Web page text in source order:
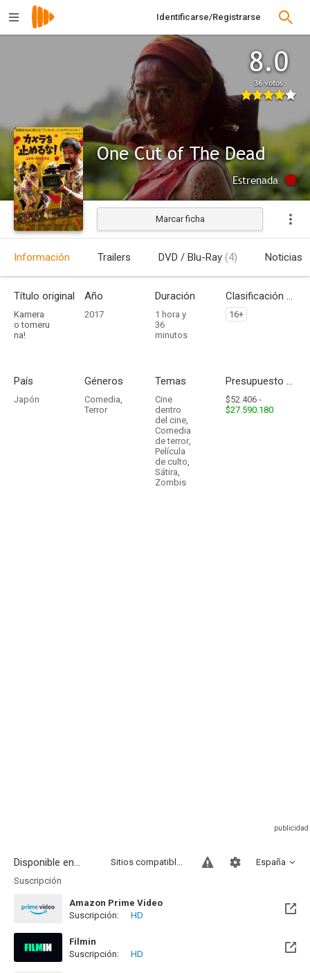
Identificarse/Registrarse
8.0
36 votos
One Cut of The Dead
Estrenada
Marcar ficha
Información Trailers DVD / Blu-Ray (4) Noticias
Título original
Kamera
o tomeru
na!
Año
2017
Duración
1 hora y
36
minutos
Clasificación por edades
16+
País
Japón
Géneros
Comedia,
Terror
Temas
Cine
dentro
del cine,
Comedia
de terror,
Película
de culto,
Sátira,
Zombis
Presupuesto - Ingresos
$52.406 -
$27.590.180
Disponible en... España
Sitios compatibles
Suscripción
Amazon Prime Video
Suscripción:
HD
Filmin
Disponible hasta el Sab, 13 Mar 2027 (Quedan 7 meses)
Suscripción: HD